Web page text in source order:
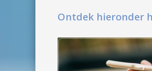
Ontdek hieronder